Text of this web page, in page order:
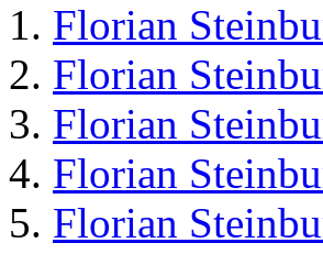
Florian
Florian
Florian
Florian
Florian